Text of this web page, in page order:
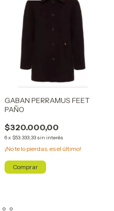
GABAN PERRAMUS FEET
PAÑO
$320.000,00
6x $53.333,33 sin interés
¡No te lo pierdas, es el último!
Comprar